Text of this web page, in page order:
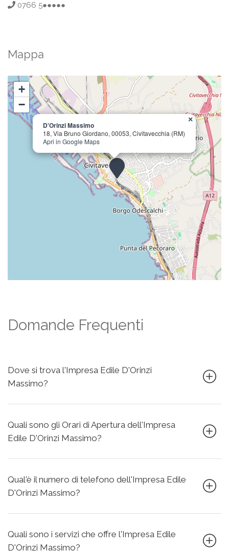
0766 5●●●●●
Mappa
D'Orinzi Massimo
18, Via Bruno Giordano, 00053, Civitavecchia (RM)
Apri in Google Maps
×
+
−
Domande Frequenti
Dove si trova l'Impresa Edile D'Orinzi
Massimo?
Quali sono gli Orari di Apertura dell'Impresa
Edile D'Orinzi Massimo?
Qual'è il numero di telefono dell'Impresa Edile
D'Orinzi Massimo?
Quali sono i servizi che offre l'Impresa Edile
D'Orinzi Massimo?